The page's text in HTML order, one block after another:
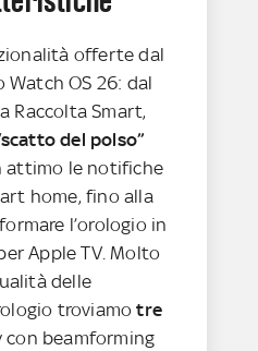
offerte dal
OS 26: dal
Raccolta Smart,
del polso”
attimo le notifiche
home, fino alla
l’orologio in
Apple TV. Molto
delle
troviamotre
con beamforming